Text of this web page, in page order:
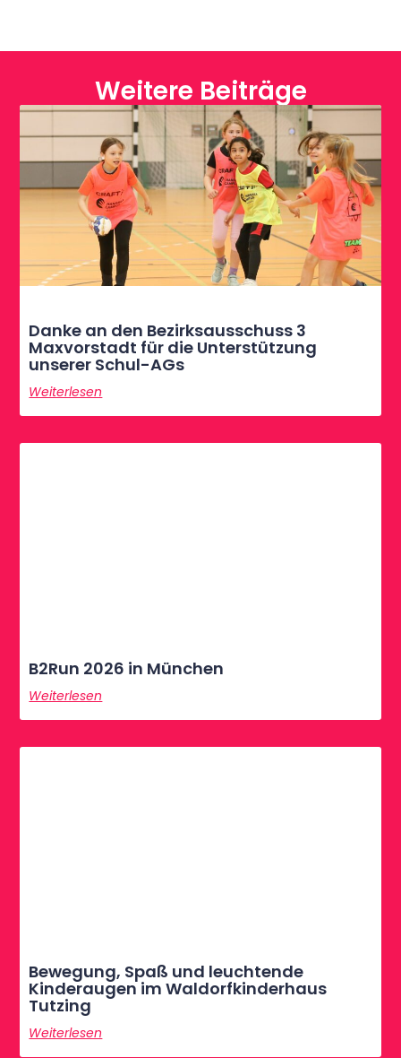
Weitere Beiträge
Danke an den Bezirksausschuss 3
Maxvorstadt für die Unterstützung
unserer Schul-AGs
Weiterlesen
B2Run 2026 in München
Weiterlesen
Bewegung, Spaß und leuchtende
Kinderaugen im Waldorfkinderhaus
Tutzing
Weiterlesen